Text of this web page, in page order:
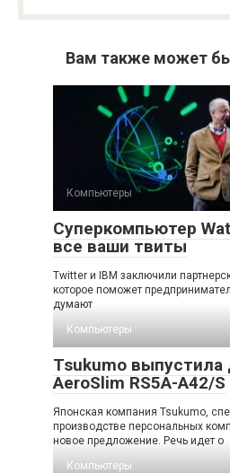
Вам также может
Компьютеры
Суперкомпьютер
все ваши твиты
Twitter и IBM заключили
которое поможет
думают
Компьютеры
Tsukumo выпустила
AeroSlim RS5A-A42/S
Японская компания Tsukumo,
производстве персональных
новое предложение. Речь идет о
Компьютеры